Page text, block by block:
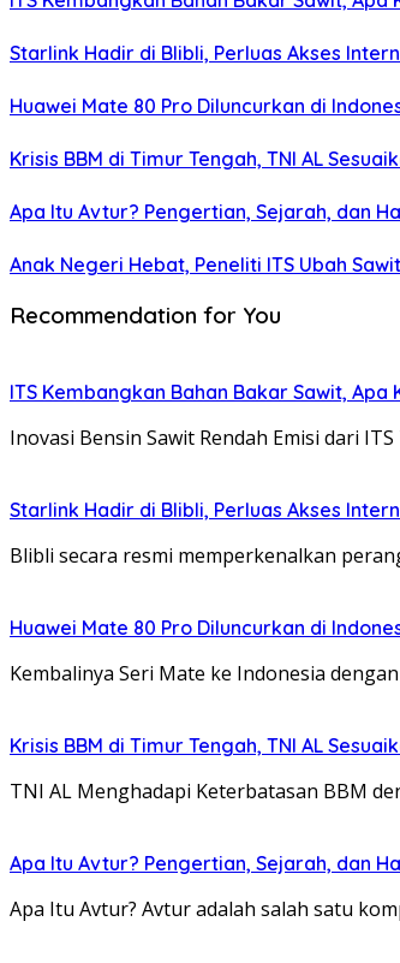
Starlink Hadir di Blibli, Perluas Akses
Huawei Mate 80 Pro Diluncurkan di
Krisis BBM di Timur Tengah, TNI AL
Apa Itu Avtur? Pengertian, Sejarah, dan
Anak Negeri Hebat, Peneliti ITS Ubah
Recommendation for You
ITS Kembangkan Bahan Bakar Sawit,
Inovasi Bensin Sawit Rendah Emisi dari
Starlink Hadir di Blibli, Perluas Akses
Blibli secara resmi memperkenalkan
Huawei Mate 80 Pro Diluncurkan di
Kembalinya Seri Mate ke Indonesia
Krisis BBM di Timur Tengah, TNI AL
TNI AL Menghadapi Keterbatasan BBM
Apa Itu Avtur? Pengertian, Sejarah, dan
Apa Itu Avtur? Avtur adalah salah satu